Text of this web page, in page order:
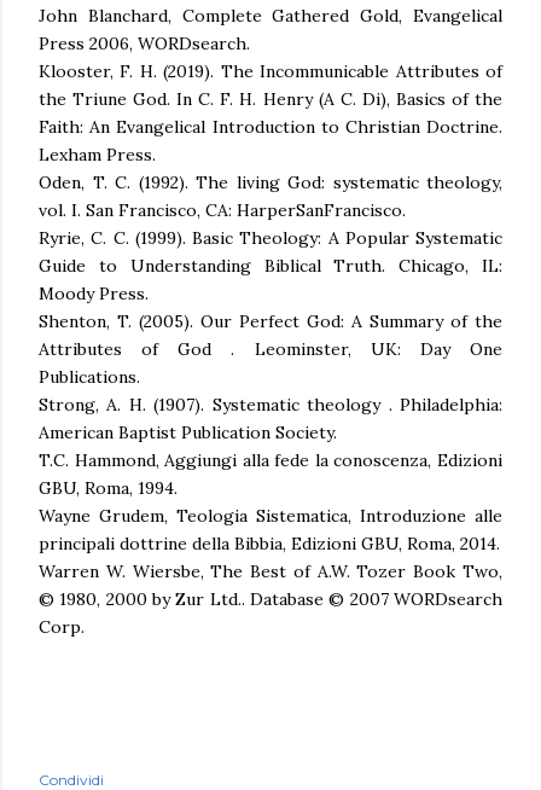
John Blanchard, Complete Gathered Gold, Evangelical
Press 2006, WORDsearch.
Klooster, F. H. (2019). The Incommunicable Attributes of
the Triune God. In C. F. H. Henry (A C. Di), Basics of the
Faith: An Evangelical Introduction to Christian Doctrine.
Lexham Press.
Oden, T. C. (1992). The living God: systematic theology,
vol. I. San Francisco, CA: HarperSanFrancisco.
Ryrie, C. C. (1999). Basic Theology: A Popular Systematic
Guide to Understanding Biblical Truth. Chicago, IL:
Moody Press.
Shenton, T. (2005). Our Perfect God: A Summary of the
Attributes of God . Leominster, UK: Day One
Publications.
Strong, A. H. (1907). Systematic theology . Philadelphia:
American Baptist Publication Society.
T.C. Hammond, Aggiungi alla fede la conoscenza, Edizioni
GBU, Roma, 1994.
Wayne Grudem, Teologia Sistematica, Introduzione alle
principali dottrine della Bibbia, Edizioni GBU, Roma, 2014.
Warren W. Wiersbe, The Best of A.W. Tozer Book Two,
© 1980, 2000 by Zur Ltd.. Database © 2007 WORDsearch
Corp.
Condividi